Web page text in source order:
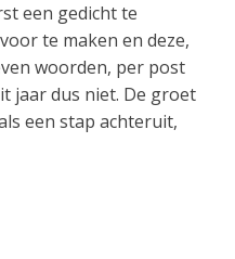
een gedicht te
te maken en deze,
woorden, per post
jaar dus niet. De groet
een stap achteruit,